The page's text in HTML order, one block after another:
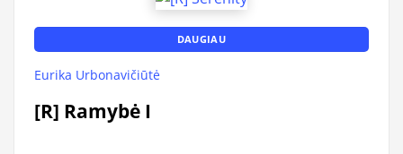
DAUGIAU
Eurika Urbonavičiūtė
[R] Ramybė I